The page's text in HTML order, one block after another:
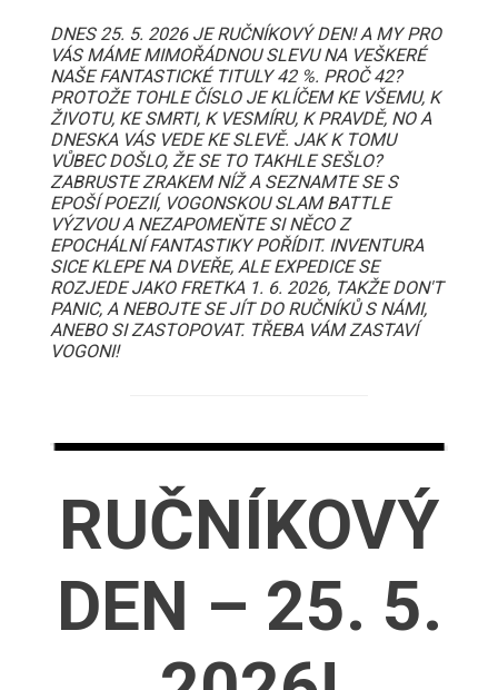
DNES 25. 5. 2026 JE RUČNÍKOVÝ DEN! A MY PRO
VÁS MÁME MIMOŘÁDNOU SLEVU NA VEŠKERÉ
NAŠE FANTASTICKÉ TITULY 42 %. PROČ 42?
PROTOŽE TOHLE ČÍSLO JE KLÍČEM KE VŠEMU, K
ŽIVOTU, KE SMRTI, K VESMÍRU, K PRAVDĚ, NO A
DNESKA VÁS VEDE KE SLEVĚ. JAK K TOMU
VŮBEC DOŠLO, ŽE SE TO TAKHLE SEŠLO?
ZABRUSTE ZRAKEM NÍŽ A SEZNAMTE SE S
EPOŠÍ POEZIÍ, VOGONSKOU SLAM BATTLE
VÝZVOU A NEZAPOMEŇTE SI NĚCO Z
EPOCHÁLNÍ FANTASTIKY POŘÍDIT. INVENTURA
SICE KLEPE NA DVEŘE, ALE EXPEDICE SE
ROZJEDE JAKO FRETKA 1. 6. 2026, TAKŽE DON'T
PANIC, A NEBOJTE SE JÍT DO RUČNÍKŮ S NÁMI,
ANEBO SI ZASTOPOVAT. TŘEBA VÁM ZASTAVÍ
VOGONI!
RUČNÍKOVÝ
DEN – 25. 5.